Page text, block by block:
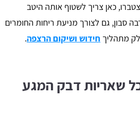
כאן צריך לשטוף אותה היטב
סבון, גם לצורך מניעת ריחות החומרים
מתהליך חידוש ושיקום הרצפה.
שאריות דבק המגע